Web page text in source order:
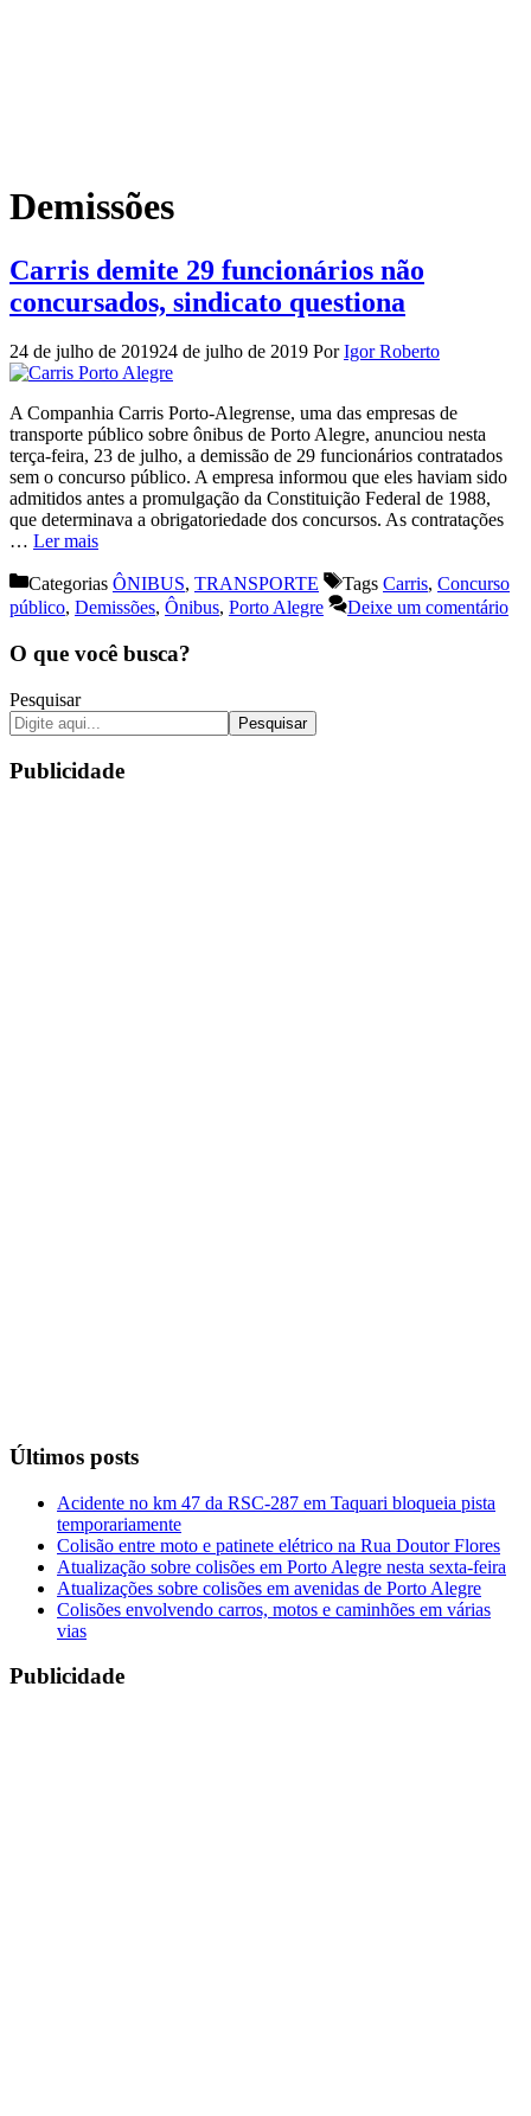
Demissões
Carris demite 29 funcionários não
concursados, sindicato questiona
24 de julho de 201924 de julho de 2019 PorIgor Roberto
A Companhia Carris Porto-Alegrense, uma das empresas de
transporte público sobre ônibus de Porto Alegre, anunciou nesta
terça-feira, 23 de julho, a demissão de 29 funcionários contratados
sem o concurso público. A empresa informou que eles haviam sido
admitidos antes a promulgação da Constituição Federal de 1988,
que determinava a obrigatoriedade dos concursos. As contratações
… Ler mais
Categorias ÔNIBUS, TRANSPORTE Tags Carris, Concurso
público, Demissões, Ônibus, Porto Alegre Deixe um comentário
O que você busca?
Pesquisar
Pesquisar
Publicidade
Últimos posts
Acidente no km 47 da RSC-287 em Taquari bloqueia pista
temporariamente
Colisão entre moto e patinete elétrico na Rua Doutor Flores
Atualização sobre colisões em Porto Alegre nesta sexta-feira
Atualizações sobre colisões em avenidas de Porto Alegre
Colisões envolvendo carros, motos e caminhões em várias
vias
Publicidade